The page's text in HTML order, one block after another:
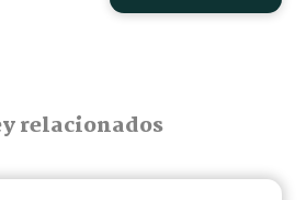
relacionados